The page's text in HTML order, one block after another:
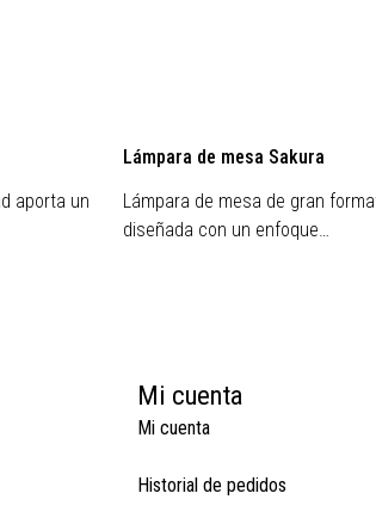
aporta un
Lámpara de mesa Sakura
Lámpara de mesa de gran
diseñada con un enfoque…
Mi cuenta
Mi cuenta
Historial de pedidos